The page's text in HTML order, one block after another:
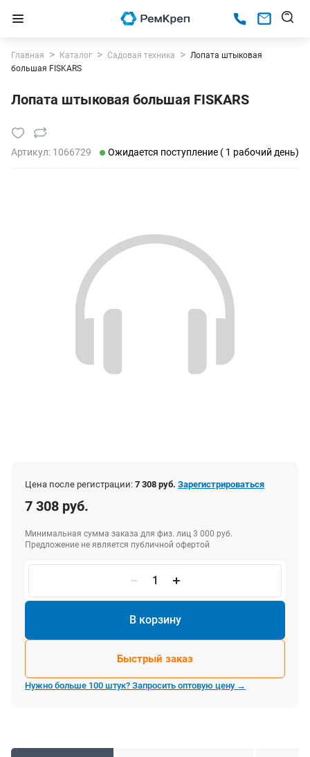
Главная Каталог Садовая техника
Лопата штыковая
большая FISKARS
Лопата штыковая большая FISKARS
Артикул: 1066729 Ожидается поступление ( 1 рабочий день)
Цена после регистрации: 7 308 руб. Зарегистрироваться
7 308 руб.
Минимальная сумма заказа для физ. лиц 3 000 руб.
Предложение не является публичной офертой
В корзину
Быстрый заказ
Нужно больше 100 штук? Запросить оптовую цену →